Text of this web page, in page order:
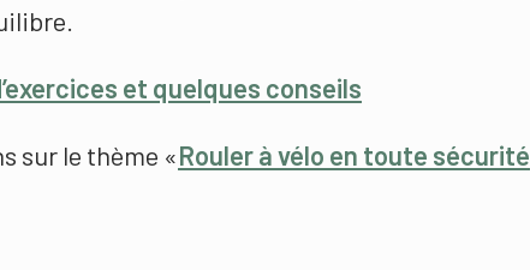
et quelques conseils
sur le thème «Rouler à vélo en toute sécurité